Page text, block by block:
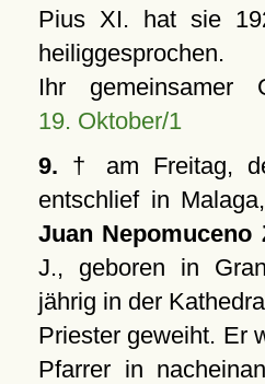
Pius XI. hat sie
heiliggesprochen.
Ihr gemeinsamer
19. Oktober/1
9. † am Freitag,
entschlief in
Juan Nepomuceno
J., geboren in
jährig in der
Priester geweiht. Er
Pfarrer in